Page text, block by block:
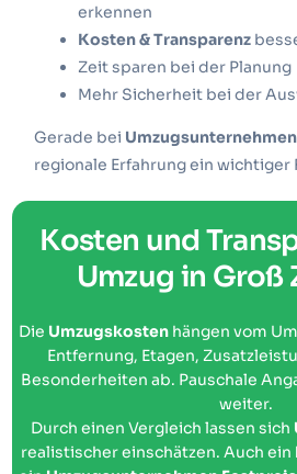
erkennen
Kosten & Transparenz
Zeit sparen bei der Planung
Mehr Sicherheit bei der
Gerade bei
regionale Erfahrung ein wichtiger
Kosten und
Umzug in Groß
Die Umzugskostenhängen vom
Entfernung, Etagen,
Besonderheiten ab. Pauschale
weiter.
Durch einen Vergleich lassen sich
realistischer einschätzen. Auch ein